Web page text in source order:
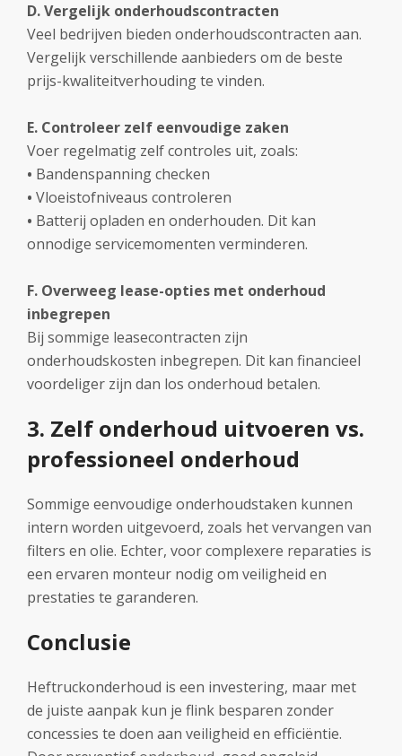
D. Vergelijk onderhoudscontracten
Veel bedrijven bieden onderhoudscontracten aan.
Vergelijk verschillende aanbieders om de beste
prijs-kwaliteitverhouding te vinden.
E. Controleer zelf eenvoudige zaken
Voer regelmatig zelf controles uit, zoals:
• Bandenspanning checken
• Vloeistofniveaus controleren
• Batterij opladen en onderhouden. Dit kan
onnodige servicemomenten verminderen.
F. Overweeg lease-opties met onderhoud
inbegrepen
Bij sommige leasecontracten zijn
onderhoudskosten inbegrepen. Dit kan financieel
voordeliger zijn dan los onderhoud betalen.
3. Zelf onderhoud uitvoeren vs.
professioneel onderhoud
Sommige eenvoudige onderhoudstaken kunnen
intern worden uitgevoerd, zoals het vervangen van
filters en olie. Echter, voor complexere reparaties is
een ervaren monteur nodig om veiligheid en
prestaties te garanderen.
Conclusie
Heftruckonderhoud is een investering, maar met
de juiste aanpak kun je flink besparen zonder
concessies te doen aan veiligheid en efficiëntie.